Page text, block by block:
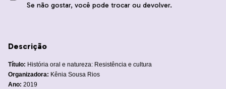
Se não gostar, você pode trocar ou devolver.
Descrição
Título: História oral e natureza: Resistência e cultura
Organizadora: Kênia Sousa Rios
Ano: 2019